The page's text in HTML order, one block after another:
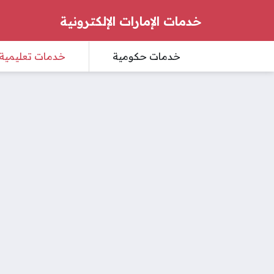
خدمات الإمارات الإلكترونية
خدمات حكومية خدمات تعليمية